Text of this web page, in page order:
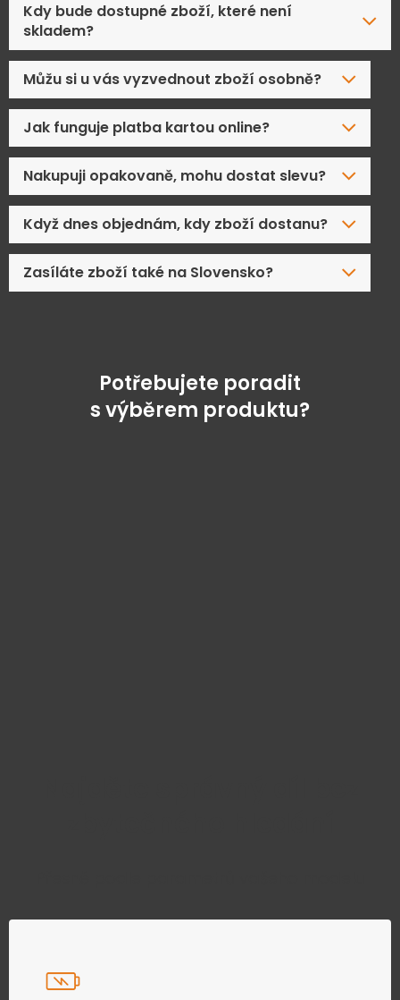
Kdy bude dostupné zboží, které není
skladem?
Můžu si u vás vyzvednout zboží osobně?
Jak funguje platba kartou online?
Nakupuji opakovaně, mohu dostat slevu?
Když dnes objednám, kdy zboží dostanu?
Zasíláte zboží také na Slovensko?
Potřebujete poradit
s výběrem produktu?